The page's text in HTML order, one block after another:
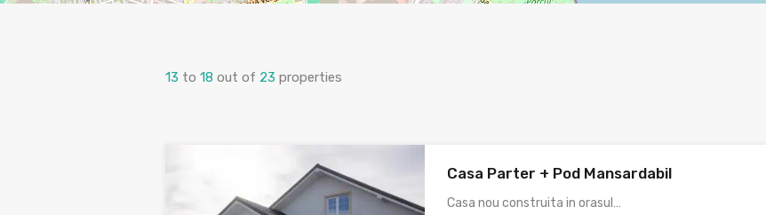
13 to 18 out of 23 properties
Casa Parter + Pod Mansardabil
Casa nou construita in orasul…